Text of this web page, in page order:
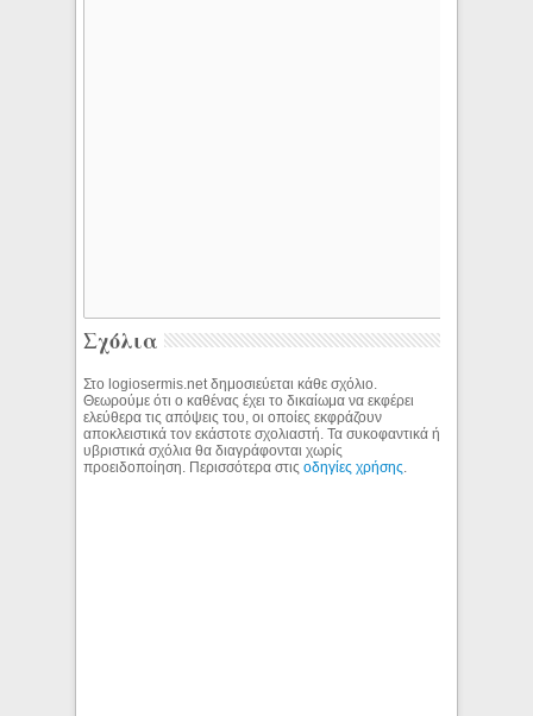
Σχόλια
Στο logiosermis.net δημοσιεύεται κάθε σχόλιο.
Θεωρούμε ότι ο καθένας έχει το δικαίωμα να εκφέρει
ελεύθερα τις απόψεις του, οι οποίες εκφράζουν
αποκλειστικά τον εκάστοτε σχολιαστή. Τα συκοφαντικά ή
υβριστικά σχόλια θα διαγράφονται χωρίς
προειδοποίηση. Περισσότερα στιςοδηγίες χρήσης.